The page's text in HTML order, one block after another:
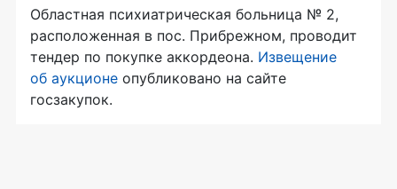
Областная психиатрическая больница № 2,
расположенная в пос. Прибрежном, проводит
тендер по покупке аккордеона. Извещение
об аукционе опубликовано на сайте
госзакупок.